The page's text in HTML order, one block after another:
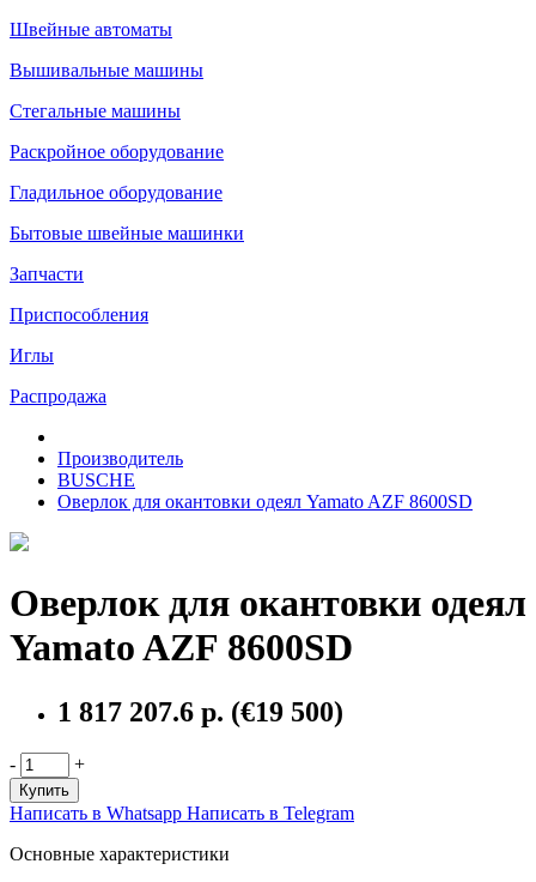
Швейные автоматы
Вышивальные машины
Стегальные машины
Раскройное оборудование
Гладильное оборудование
Бытовые швейные машинки
Запчасти
Приспособления
Иглы
Распродажа
Производитель
BUSCHE
Оверлок для окантовки одеял Yamato AZF 8600SD
Оверлок для окантовки одеял
Yamato AZF 8600SD
1 817 207.6 р. (€19 500)
- +
Купить
Написать в Whatsapp Написать в Telegram
Основные характеристики